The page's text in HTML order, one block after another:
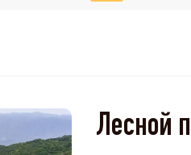
Лесной